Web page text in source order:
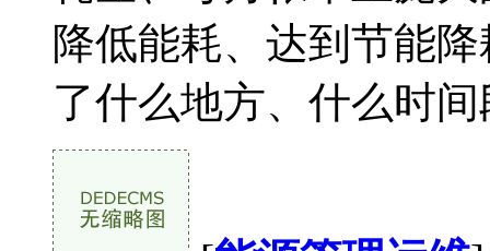
降低能耗、达到节能
了什么地方、什么时间